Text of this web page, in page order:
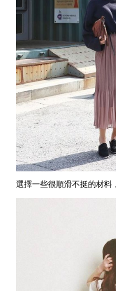
選擇一些很順滑不挺的材料